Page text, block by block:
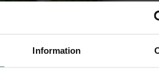
Information